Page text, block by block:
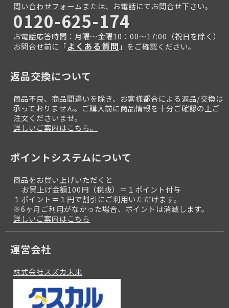
問い合わせフォームまたは、お電話にてお問合せ下さい。
0120-625-174
お電話応答時間：月曜～金曜10：00～17:00（祝日を除く）
お問合せ前に「よくある質問 」をご確認ください。
返品交換について
商品不良、商品間違いを除き、お客様都合による返品/交換は
承っておりません。ご購入前に商品情報を十分ご確認の上ご
注文くださいませ。
詳しいご案内はこちら。
ポイントシステムについて
商品をお買い上げいただくと
お買上げ金額100円（税抜）＝１ポイント付与
１ポイント＝１円で割引にご利用いただけます。
※6ヶ月ご利用がなかった場合、ポイントは消滅します。
詳しいご案内はこちら
運営会社
株式会社スズカ未来